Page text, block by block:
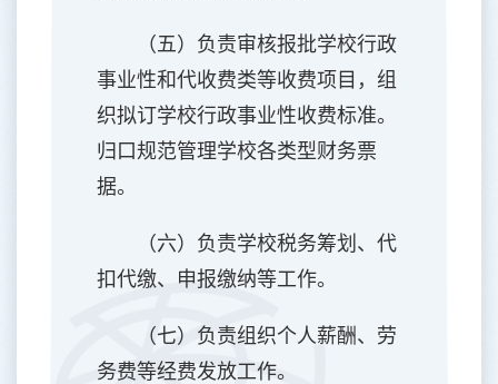
（五）负责审核报批学校行政
事业性和代收费类等收费项目，组
织拟订学校行政事业性收费标准。
归口规范管理学校各类型财务票
据。
（六）负责学校税务筹划、代
扣代缴、申报缴纳等工作。
（七）负责组织个人薪酬、劳
务费等经费发放工作。